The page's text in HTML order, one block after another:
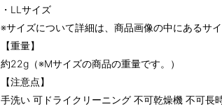
・LLサイズ
※サイズについて詳細は、商品画像の中にあるサ
【重量】
約22g（※Mサイズの商品の重量です。）
【注意点】
手洗い 可ドライクリーニング 不可乾燥機 不可長